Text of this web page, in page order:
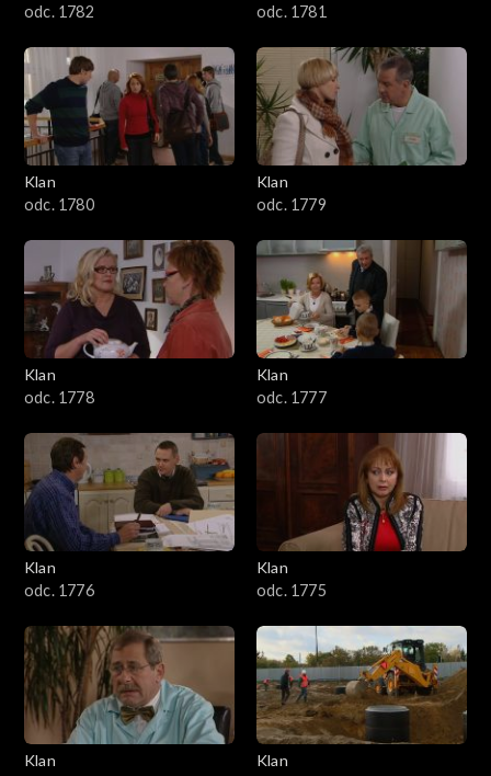
1201–1300
1101–1200
1001–1100
901–1000
801–900
701–800
601–700
501–600
401–500
301–400
201–300
101–200
1–100
odc. 1782
odc. 1781
Klan
odc. 1780
Klan
odc. 1779
Klan
odc. 1778
Klan
odc. 1777
Klan
odc. 1776
Klan
odc. 1775
Klan
Klan